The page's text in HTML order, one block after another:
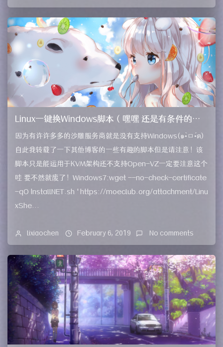
Linux一键换Windows脚本（嘿嘿 还是有条件的呢）
因为有许许多多的沙雕服务商就是没有支持Windows(๑•̀ㅁ•́ฅ)
自此我转载了一下其他博客的一些有趣的脚本但是请注意！该
脚本只是能运用于KVM架构还不支持Open-VZ一定要注意这个
哇 要不然就废了！Windows7:wget --no-check-certificate
-qO InstallNET.sh 'https://moeclub.org/attachment/Linu
xShe...
lixiaochen February 6, 2019 No comments